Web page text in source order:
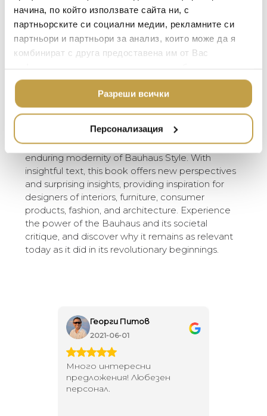
начина, по който използвате сайта ни, с
партньорските си социални медии, рекламните си
партньори и партньори за анализ, които може да я
комбинират с друга предоставена им от Вас
ползването от Ваша страна на услугите им.
Разреши всички
Персонализация
an enormous concentration of artistic energy
and continues to shape the modern aesthetic
we know today.
movements and design styles that have shaped
our world. This volume, curated by respected
curator Mateo Kries of the Vitra Design
Museum, showcases impactful images of
architecture, art, objects, graphic design, and
fashion from the past 100 years, revealing the
enduring modernity of Bauhaus Style. With
insightful text, this book offers new perspectives
and surprising insights, providing inspiration for
designers of interiors, furniture, consumer
products, fashion, and architecture. Experience
the power of the Bauhaus and its societal
critique, and discover why it remains as relevant
today as it did in its revolutionary beginnings.
Георги Питов
2021-06-01
Много интересни
предложения! Любезен
персонал.
АРОМАТИ ЗА ДОМА
ИЗКУСТВО И КНИГИ
ВИСОК КЛАС
МЕБЕЛИ
ПОДАРЪЦИ
MICHAEL ARAM
ASSOULINE
SELETTI
DOLCE & GABBANA
ETHNICRAFT
ZUIVER
DUTCHBONE